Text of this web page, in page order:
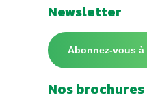
Newsletter
Abonnez-vous
Nos brochures